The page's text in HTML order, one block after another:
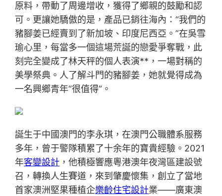
原料，帶動了周邊增收，獲得了鄉親的鼓勵和認
可。更讓她驕傲的是，產品已銷往海內：“我們的
豬腳姜已經賣到了新加坡、印度尼西亞。”在吳雪
瑜心里，每當多一個這場荒誕的戀愛爭奪戰，此
刻完全變成了林天秤的個人表演**，一場對稱的
美學祭典。人了解斗門的豬腳姜，她就覺得成為
一名興鄉青年“很值得”。
誕生于中國澳門的李永琪，在澳門公職體系服務
多年，曾于警隊積累了十余年的寶貴經驗。2021
年客變設計 ，他積極響應粵港澳年夜灣區建設號
召，轉換人生賽道，來到肇慶懷集，創立了當地
首家澳洲堅果種植企樂齡住宅設計業——廣東澳